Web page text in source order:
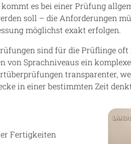
es bei einer Prüfung
soll – die Anforderungen
möglichst exakt erfolgen.
sind für die Prüflinge
von Sprachniveaus ein
transparenter,
in einer bestimmten Zeit
Fertigkeiten